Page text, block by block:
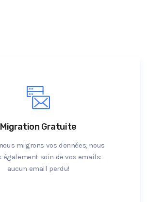
Migration Gratuite
migrons vos données, nous
également soin de vos emails:
aucun email perdu!